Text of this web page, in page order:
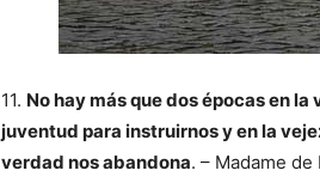
11. No hay más que dos épocas en
juventud para instruirnos y en la
verdad nos abandona. – Madame